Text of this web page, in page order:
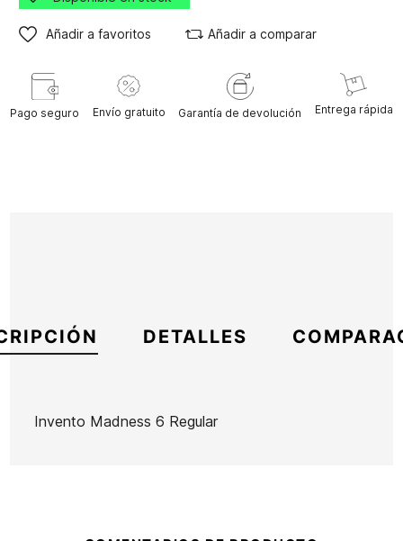
Añadir a favoritos Añadir a comparar
Pago seguro Envío gratuito Garantía de devolución Entrega rápida
DETALLES
Invento Madness 6 Regular